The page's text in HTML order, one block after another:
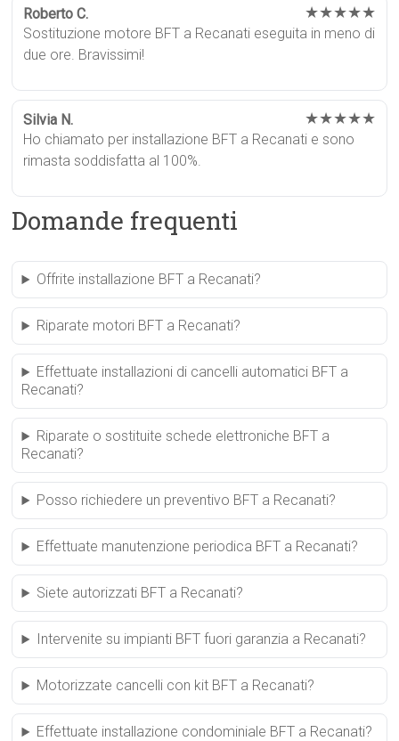
Roberto C. ★★★★★
Sostituzione motore BFT a Recanati eseguita in meno di
due ore. Bravissimi!
Silvia N. ★★★★★
Ho chiamato per installazione BFT a Recanati e sono
rimasta soddisfatta al 100%.
Domande frequenti
Offrite installazione BFT a Recanati?
Riparate motori BFT a Recanati?
Effettuate installazioni di cancelli automatici BFT a
Recanati?
Riparate o sostituite schede elettroniche BFT a
Recanati?
Posso richiedere un preventivo BFT a Recanati?
Effettuate manutenzione periodica BFT a Recanati?
Siete autorizzati BFT a Recanati?
Intervenite su impianti BFT fuori garanzia a Recanati?
Motorizzate cancelli con kit BFT a Recanati?
Effettuate installazione condominiale BFT a Recanati?